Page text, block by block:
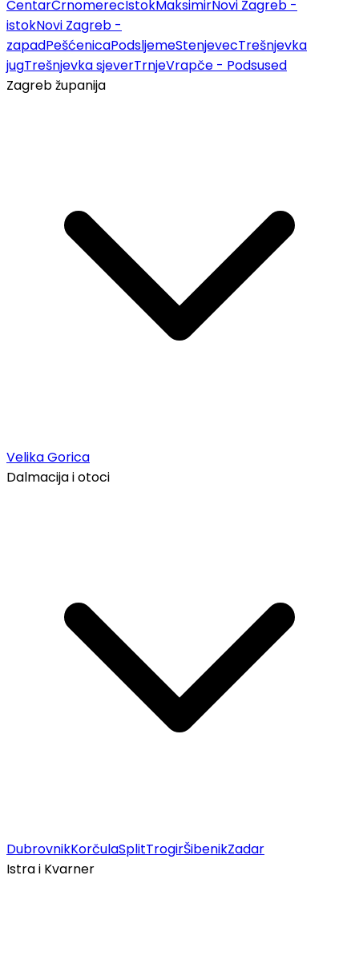
CentarČrnomerecIstokMaksimirNovi Zagreb -
istokNovi Zagreb -
zapadPešćenicaPodsljemeStenjevecTrešnjevka
jugTrešnjevka sjeverTrnjeVrapče - Podsused
Zagreb županija
Velika Gorica
Dalmacija i otoci
DubrovnikKorčulaSplitTrogirŠibenikZadar
Istra i Kvarner